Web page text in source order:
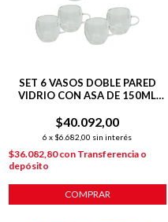
SET 6 VASOS DOBLE PARED
VIDRIO CON ASA DE 150ML
$40.092,00
6 x $6.682,00 sin interés
$36.082,80con Transferencia o
depósito
COMPRAR